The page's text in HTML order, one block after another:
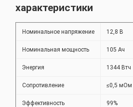
характеристики
Номинальное напряжение 12,8 В
Номинальная мощность 105 Ач
Энергия 1344 Втч
Сопротивление ≤0,5 мОм
Эффективность 99%